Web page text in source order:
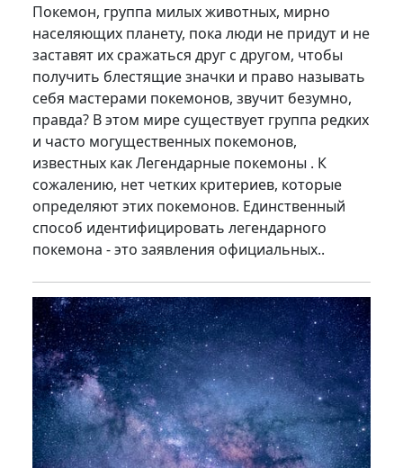
Покемон, группа милых животных, мирно
населяющих планету, пока люди не придут и не
заставят их сражаться друг с другом, чтобы
получить блестящие значки и право называть
себя мастерами покемонов, звучит безумно,
правда? В этом мире существует группа редких
и часто могущественных покемонов,
известных как Легендарные покемоны . К
сожалению, нет четких критериев, которые
определяют этих покемонов. Единственный
способ идентифицировать легендарного
покемона - это заявления официальных..